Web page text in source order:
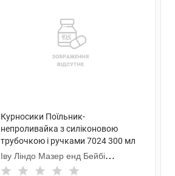
Курносики Поїльник-
непроливайка з силіконовою
трубочкою і ручками 7024 300 мл
1 шт
Іву Ліндо Мазер енд Бейбі
Продактс